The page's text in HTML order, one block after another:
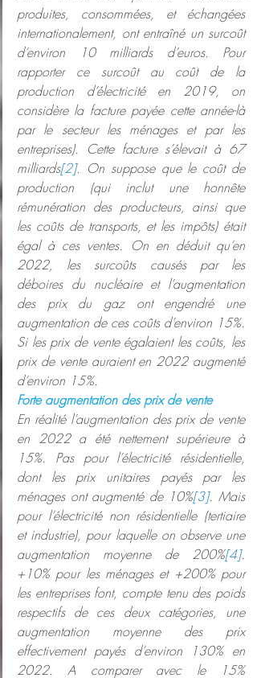
produites, consommées, et échangées
internationalement, ont entraîné un surcoût
d’environ 10 milliards d’euros. Pour
rapporter ce surcoût au coût de la
production d’électricité en 2019, on
considère la facture payée cette année-là
par le secteur les ménages et par les
entreprises). Cette facture s’élevait à 67
milliards[2]. On suppose que le coût de
production (qui inclut une honnête
rémunération des producteurs, ainsi que
les coûts de transports, et les impôts) était
égal à ces ventes. On en déduit qu’en
2022, les surcoûts causés par les
déboires du nucléaire et l’augmentation
des prix du gaz ont engendré une
augmentation de ces coûts d’environ 15%.
Si les prix de vente égalaient les coûts, les
prix de vente auraient en 2022 augmenté
d’environ 15%.
Forte augmentation des prix de vente
En réalité l’augmentation des prix de vente
en 2022 a été nettement supérieure à
15%. Pas pour l’électricité résidentielle,
dont les prix unitaires payés par les
ménages ont augmenté de 10%[3]. Mais
pour l’électricité non résidentielle (tertiaire
et industrie), pour laquelle on observe une
augmentation moyenne de 200%[4].
+10% pour les ménages et +200% pour
les entreprises font, compte tenu des poids
respectifs de ces deux catégories, une
augmentation moyenne des prix
effectivement payés d’environ 130% en
2022. A comparer avec le 15%